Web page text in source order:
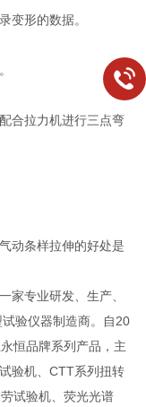
变形的数据。
合拉力机进行三点弯
动条样拉伸的好处是
家专业研发、生产、
验仪器制造商。自20
恒品牌系列产品，主
验机、CTT系列扭转
试验机、荧光光谱